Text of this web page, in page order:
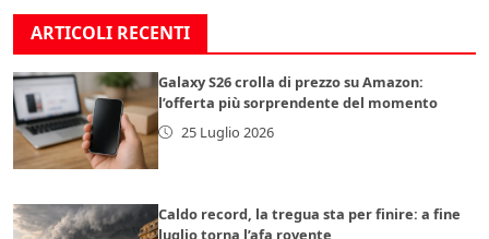
ARTICOLI RECENTI
Galaxy S26 crolla di prezzo su Amazon:
l’offerta più sorprendente del momento
25 Luglio 2026
Caldo record, la tregua sta per finire: a fine
luglio torna l’afa rovente